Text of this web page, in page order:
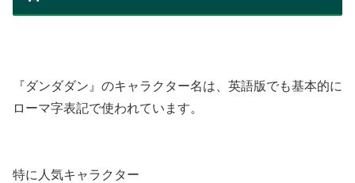
『ダンダダン』のキャラクター名は、英語版でも基本的に
ローマ字表記で使われています。
特に人気キャラクター